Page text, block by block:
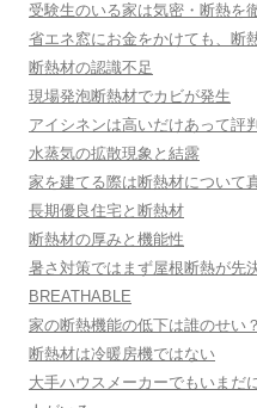
受験生のいる家は気密・断熱を
省エネ窓にお金をかけても、断
断熱材の認識不足
現場発泡断熱材でカビが発生
アイシネンは高いだけあって評
水蒸気の拡散現象と結露
家を建てる際は断熱材について
長期優良住宅と断熱材
断熱材の厚みと機能性
暑さ対策ではまず屋根断熱が先
BREATHABLE
家の断熱機能の低下は誰のせい？
断熱材は冷暖房機ではない
大手ハウスメーカーでもいまだ